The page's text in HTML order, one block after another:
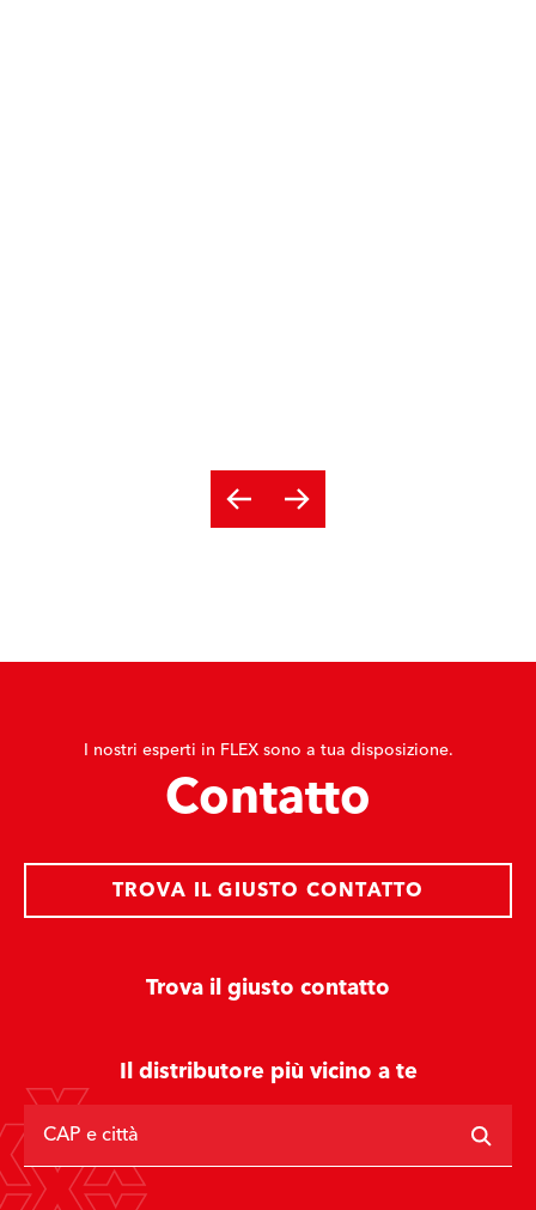
I nostri esperti in FLEX sono a tua disposizione.
Contatto
Trova il giusto contatto
TROVA IL GIUSTO CONTATTO
Il distributore più vicino a te
CAP e città